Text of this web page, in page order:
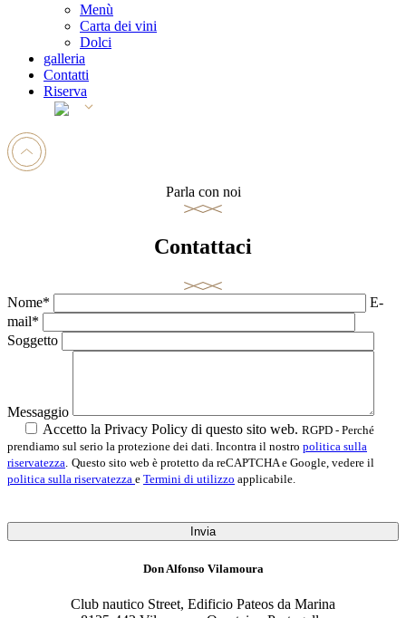
Menù
Carta dei vini
Dolci
galleria
Contatti
Riserva
Parla con noi
Contattaci
Nome*
E-
mail*
Soggetto
Messaggio
Accetto la Privacy Policy di questo sito web. RGPD - Perché
prendiamo sul serio la protezione dei dati. Incontra il nostro politica sulla
riservatezza. Questo sito web è protetto da reCAPTCHA e Google, vedere il
politica sulla riservatezza e Termini di utilizzo applicabile.
Invia
Don Alfonso Vilamoura
Club nautico Street, Edificio Pateos da Marina